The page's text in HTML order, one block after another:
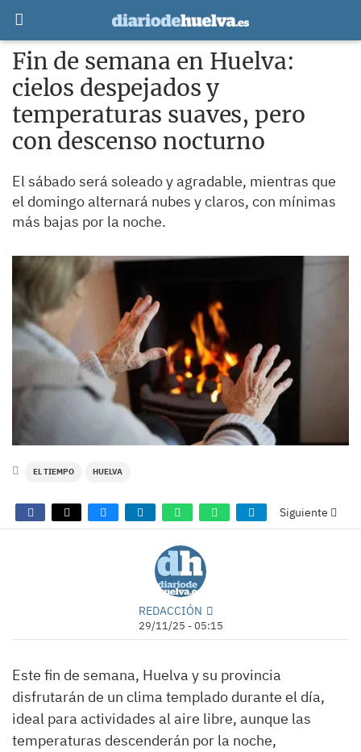
Fin de semana en Huelva:
cielos despejados y
temperaturas suaves, pero
con descenso nocturno
El sábado será soleado y agradable, mientras que
el domingo alternará nubes y claros, con mínimas
más bajas por la noche.
EL TIEMPO HUELVA
Siguiente
REDACCIÓN
29/11/25 - 05:15
Este fin de semana, Huelva y su provincia
disfrutarán de un clima templado durante el día,
ideal para actividades al aire libre, aunque las
temperaturas descenderán por la noche,